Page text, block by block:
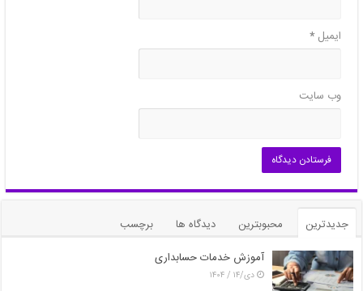
ایمیل*
وب‌ سایت
جدیدترین محبوبترین دیدگاه ها
برچسب
آموزش خدمات حسابداری
دی/۱۴ / ۱۴۰۴